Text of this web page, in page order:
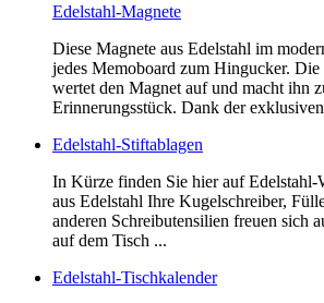
Edelstahl-Magnete
Diese Magnete aus Edelstahl im
jedes Memoboard zum Hingucker.
wertet den Magnet auf und macht ihn
Erinnerungsstück. Dank der
Edelstahl-Stiftablagen
In Kürze finden Sie hier auf Edelstahl-
aus Edelstahl Ihre Kugelschreiber,
anderen Schreibutensilien freuen sich
auf dem Tisch ...
Edelstahl-Tischkalender